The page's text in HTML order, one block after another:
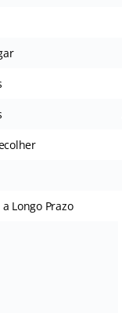
Longo Prazo